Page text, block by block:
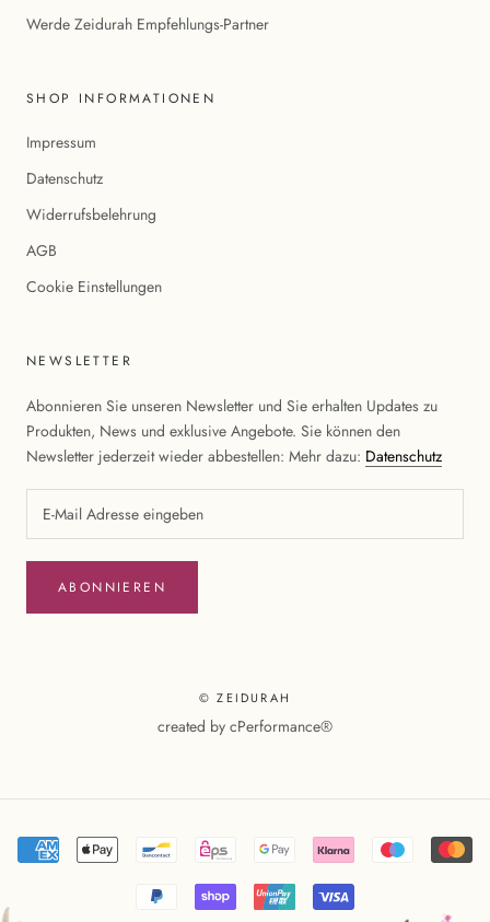
Werde Zeidurah Empfehlungs-Partner
SHOP INFORMATIONEN
Impressum
Datenschutz
Widerrufsbelehrung
AGB
Cookie Einstellungen
NEWSLETTER
Abonnieren Sie unseren Newsletter und Sie erhalten Updates zu
Produkten, News und exklusive Angebote. Sie können den
Newsletter jederzeit wieder abbestellen: Mehr dazu: Datenschutz
ABONNIEREN
© ZEIDURAH
created by cPerformance®